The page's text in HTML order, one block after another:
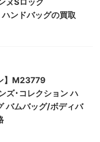
ンドバッグの買取
】M23779
ズ･コレクション ハ
バムバッグ/ボディバ